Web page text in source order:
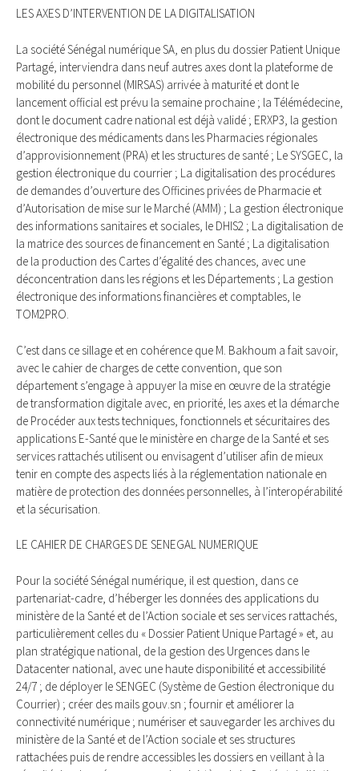
LES AXES D’INTERVENTION DE LA DIGITALISATION
La société Sénégal numérique SA, en plus du dossier Patient Unique
Partagé, interviendra dans neuf autres axes dont la plateforme de
mobilité du personnel (MIRSAS) arrivée à maturité et dont le
lancement official est prévu la semaine prochaine ; la Télémédecine,
dont le document cadre national est déjà validé ; ERXP3, la gestion
électronique des médicaments dans les Pharmacies régionales
d’approvisionnement (PRA) et les structures de santé ; Le SYSGEC, la
gestion électronique du courrier ; La digitalisation des procédures
de demandes d’ouverture des Officines privées de Pharmacie et
d’Autorisation de mise sur le Marché (AMM) ; La gestion électronique
des informations sanitaires et sociales, le DHIS2 ; La digitalisation de
la matrice des sources de financement en Santé ; La digitalisation
de la production des Cartes d’égalité des chances, avec une
déconcentration dans les régions et les Départements ; La gestion
électronique des informations financières et comptables, le
TOM2PRO.
C’est dans ce sillage et en cohérence que M. Bakhoum a fait savoir,
avec le cahier de charges de cette convention, que son
département s’engage à appuyer la mise en œuvre de la stratégie
de transformation digitale avec, en priorité, les axes et la démarche
de Procéder aux tests techniques, fonctionnels et sécuritaires des
applications E-Santé que le ministère en charge de la Santé et ses
services rattachés utilisent ou envisagent d’utiliser afin de mieux
tenir en compte des aspects liés à la réglementation nationale en
matière de protection des données personnelles, à l’interopérabilité
et la sécurisation.
LE CAHIER DE CHARGES DE SENEGAL NUMERIQUE
Pour la société Sénégal numérique, il est question, dans ce
partenariat-cadre, d’héberger les données des applications du
ministère de la Santé et de l’Action sociale et ses services rattachés,
particulièrement celles du « Dossier Patient Unique Partagé » et, au
plan stratégique national, de la gestion des Urgences dans le
Datacenter national, avec une haute disponibilité et accessibilité
24/7 ; de déployer le SENGEC (Système de Gestion électronique du
Courrier) ; créer des mails gouv.sn ; fournir et améliorer la
connectivité numérique ; numériser et sauvegarder les archives du
ministère de la Santé et de l’Action sociale et ses structures
rattachées puis de rendre accessibles les dossiers en veillant à la